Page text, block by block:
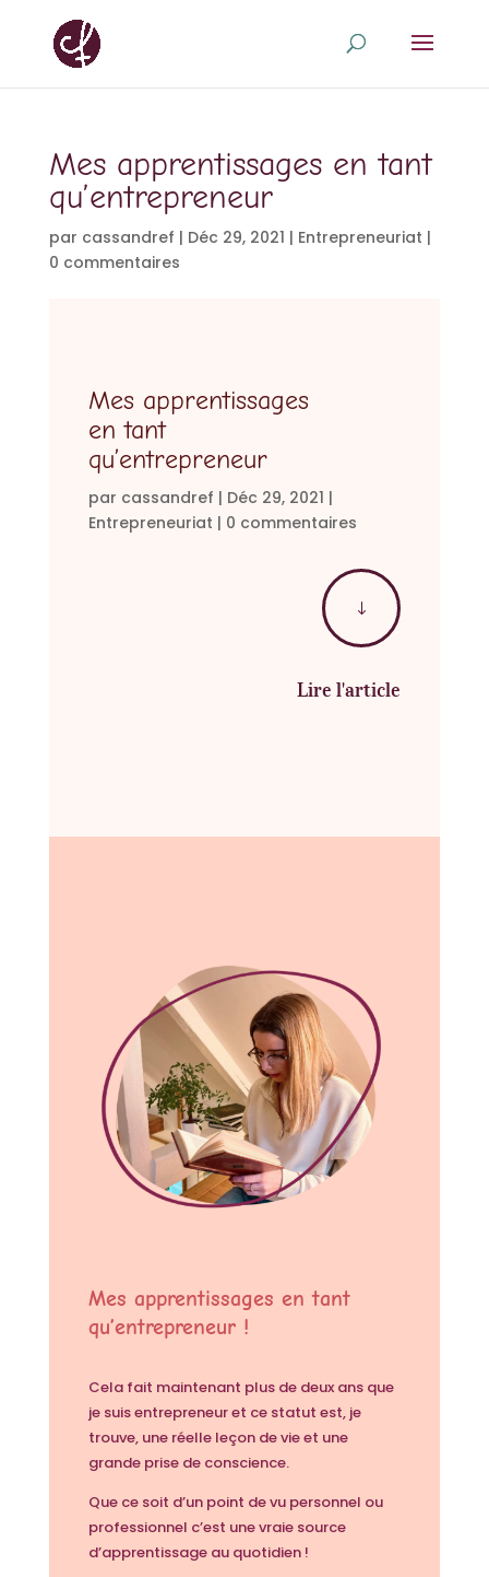
Mes apprentissages en tant
qu’entrepreneur
par cassandref | Déc 29, 2021 | Entrepreneuriat |
0 commentaires
Mes apprentissages
en tant
qu’entrepreneur
par cassandref | Déc 29, 2021 |
Entrepreneuriat | 0 commentaires
"
Lire l'article
Mes apprentissages en tant
qu’entrepreneur !
Cela fait maintenant plus de deux ans que
je suis entrepreneur et ce statut est, je
trouve, une réelle leçon de vie et une
grande prise de conscience.
Que ce soit d’un point de vu personnel ou
professionnel c’est une vraie source
d’apprentissage au quotidien !